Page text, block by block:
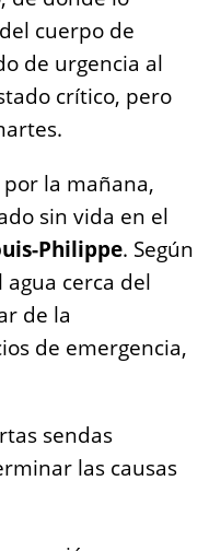
cuerpo de
de urgencia al
crítico, pero
la mañana,
sin vida en el
Philippe. Según
agua cerca del
de la
de emergencia,
sendas
las causas